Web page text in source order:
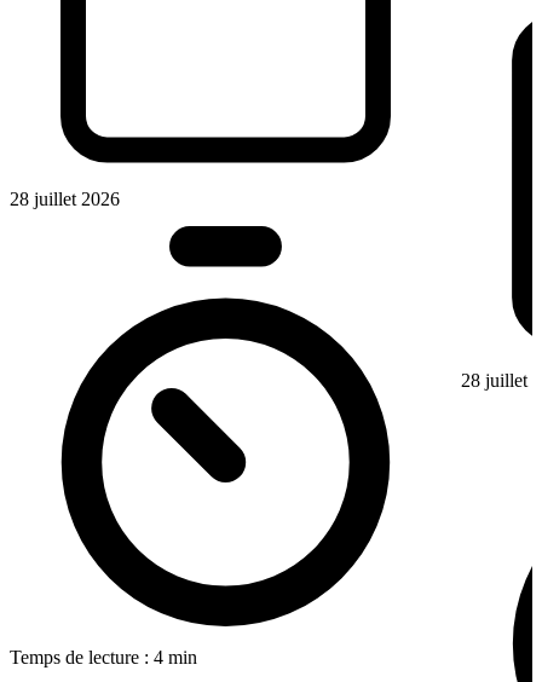
28 juillet 2026
Temps de lecture : 4 min
28 juillet